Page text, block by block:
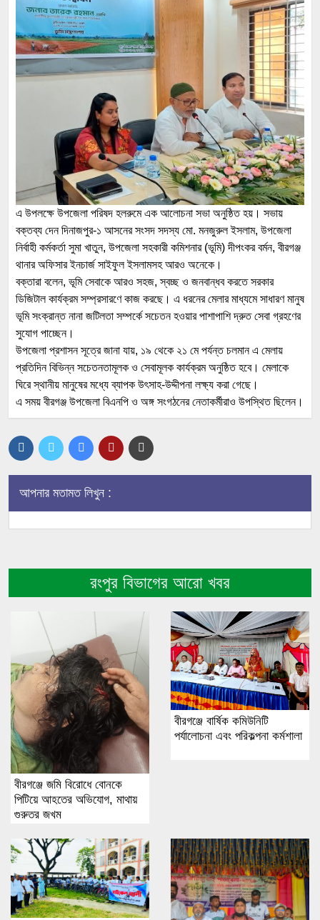
এ উপলক্ষে উপজেলা পরিষদ হলরুমে এক আলোচনা সভা অনুষ্ঠিত হয়। সভায়
বক্তব্য দেন দিনাজপুর-১ আসনের সংসদ সদস্য মো. মনজুরুল ইসলাম, উপজেলা
নির্বাহী কর্মকর্তা সুমা খাতুন, উপজেলা সহকারী কমিশনার (ভূমি) দীপংকর বর্মন, বীরগঞ্জ
থানার অফিসার ইনচার্জ সাইফুল ইসলামসহ আরও অনেকে।
বক্তারা বলেন, ভূমি সেবাকে আরও সহজ, স্বচ্ছ ও জনবান্ধব করতে সরকার
ডিজিটাল কার্যক্রম সম্প্রসারণে কাজ করছে। এ ধরনের মেলার মাধ্যমে সাধারণ মানুষ
ভূমি সংক্রান্ত নানা জটিলতা সম্পর্কে সচেতন হওয়ার পাশাপাশি দ্রুত সেবা গ্রহণের
সুযোগ পাচ্ছেন।
উপজেলা প্রশাসন সূত্রে জানা যায়, ১৯ থেকে ২১ মে পর্যন্ত চলমান এ মেলায়
প্রতিদিন বিভিন্ন সচেতনতামূলক ও সেবামূলক কার্যক্রম অনুষ্ঠিত হবে। মেলাকে
ঘিরে স্থানীয় মানুষের মধ্যে ব্যাপক উৎসাহ-উদ্দীপনা লক্ষ্য করা গেছে।
এ সময় বীরগঞ্জ উপজেলা বিএনপি ও অঙ্গ সংগঠনের নেতাকর্মীরাও উপস্থিত ছিলেন।
আপনার মতামত লিখুন :
রংপুর বিভাগের আরো খবর
বীরগঞ্জে জমি বিরোধে বোনকে
পিটিয়ে আহতের অভিযোগ, মাথায়
গুরুতর জখম
বীরগঞ্জে বার্ষিক কমিউনিটি
পর্যালোচনা এবং পরিকল্পনা কর্মশালা